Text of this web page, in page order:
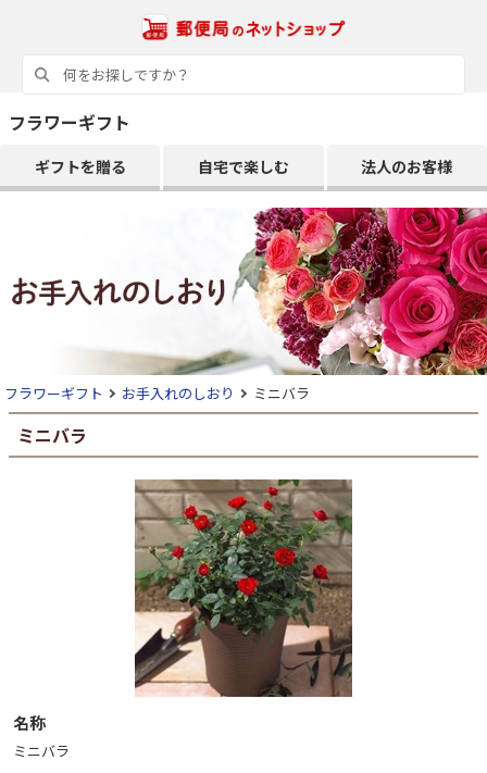
フラワーギフト
ギフトを贈る 自宅で楽しむ 法人のお客様
フラワーギフト お手入れのしおり ミニバラ
ミニバラ
名称
ミニバラ